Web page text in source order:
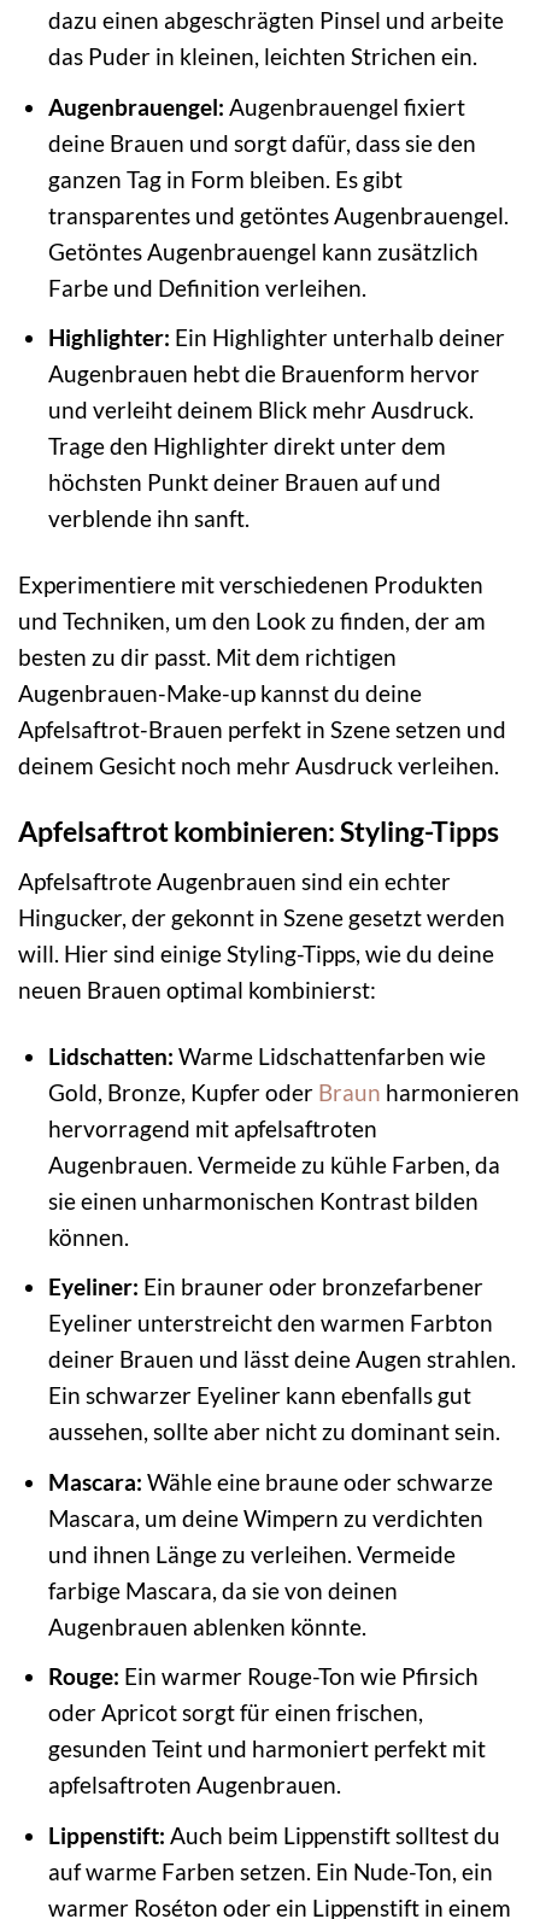
dazu einen abgeschrägten Pinsel und arbeite
das Puder in kleinen, leichten Strichen ein.
Augenbrauengel: Augenbrauengel fixiert
deine Brauen und sorgt dafür, dass sie den
ganzen Tag in Form bleiben. Es gibt
transparentes und getöntes Augenbrauengel.
Getöntes Augenbrauengel kann zusätzlich
Farbe und Definition verleihen.
Highlighter: Ein Highlighter unterhalb deiner
Augenbrauen hebt die Brauenform hervor
und verleiht deinem Blick mehr Ausdruck.
Trage den Highlighter direkt unter dem
höchsten Punkt deiner Brauen auf und
verblende ihn sanft.
Experimentiere mit verschiedenen Produkten
und Techniken, um den Look zu finden, der am
besten zu dir passt. Mit dem richtigen
Augenbrauen-Make-up kannst du deine
Apfelsaftrot-Brauen perfekt in Szene setzen und
deinem Gesicht noch mehr Ausdruck verleihen.
Apfelsaftrot kombinieren: Styling-Tipps
Apfelsaftrote Augenbrauen sind ein echter
Hingucker, der gekonnt in Szene gesetzt werden
will. Hier sind einige Styling-Tipps, wie du deine
neuen Brauen optimal kombinierst:
Lidschatten: Warme Lidschattenfarben wie
Gold, Bronze, Kupfer oder Braun harmonieren
hervorragend mit apfelsaftroten
Augenbrauen. Vermeide zu kühle Farben, da
sie einen unharmonischen Kontrast bilden
können.
Eyeliner: Ein brauner oder bronzefarbener
Eyeliner unterstreicht den warmen Farbton
deiner Brauen und lässt deine Augen strahlen.
Ein schwarzer Eyeliner kann ebenfalls gut
aussehen, sollte aber nicht zu dominant sein.
Mascara: Wähle eine braune oder schwarze
Mascara, um deine Wimpern zu verdichten
und ihnen Länge zu verleihen. Vermeide
farbige Mascara, da sie von deinen
Augenbrauen ablenken könnte.
Rouge: Ein warmer Rouge-Ton wie Pfirsich
oder Apricot sorgt für einen frischen,
gesunden Teint und harmoniert perfekt mit
apfelsaftroten Augenbrauen.
Lippenstift: Auch beim Lippenstift solltest du
auf warme Farben setzen. Ein Nude-Ton, ein
warmer Roséton oder ein Lippenstift in einem